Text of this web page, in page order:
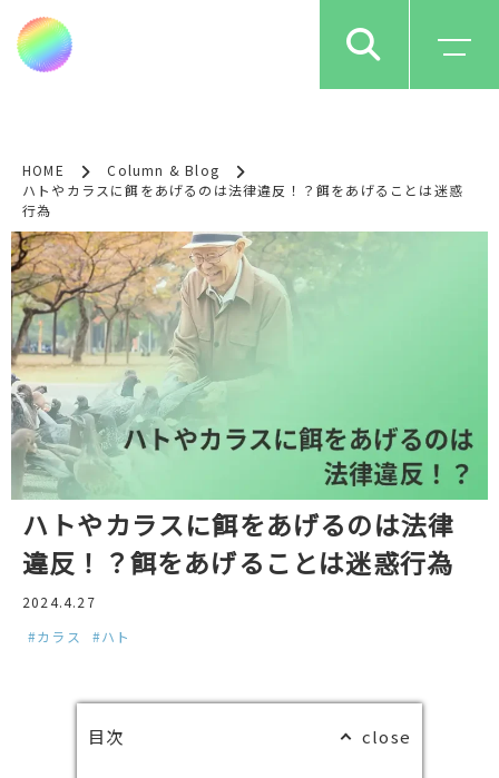
HOME
Column & Blog
ハトやカラスに餌をあげるのは法律違反！？餌をあげることは迷惑
行為
ハトやカラスに餌をあげるのは法律
違反！？餌をあげることは迷惑行為
2024.4.27
#カラス
#ハト
目次